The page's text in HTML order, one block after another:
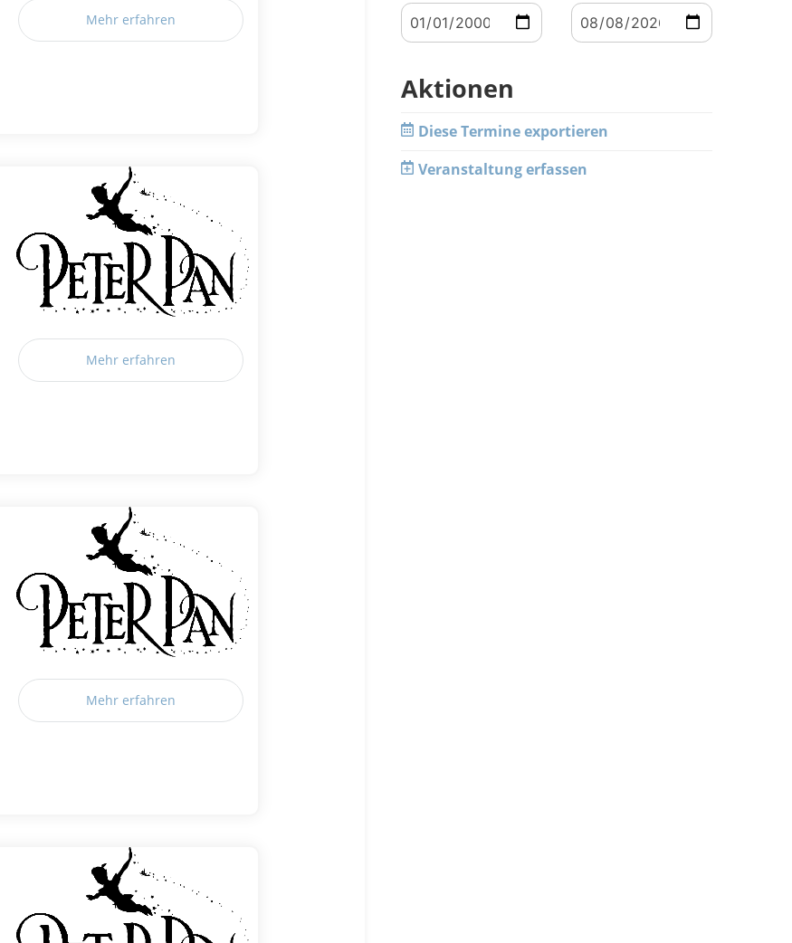
Mehr erfahren
Mehr erfahren
Mehr erfahren
Aktionen
Diese Termine exportieren
Veranstaltung erfassen